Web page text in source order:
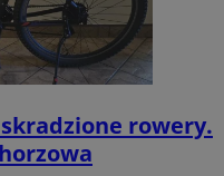
rowery.